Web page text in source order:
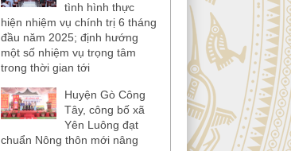
tình hình thực
hiện nhiệm vụ chính trị 6 tháng
đầu năm 2025; định hướng
một số nhiệm vụ trọng tâm
trong thời gian tới
Huyện Gò Công
Tây, công bố xã
Yên Luông đạt
chuẩn Nông thôn mới nâng